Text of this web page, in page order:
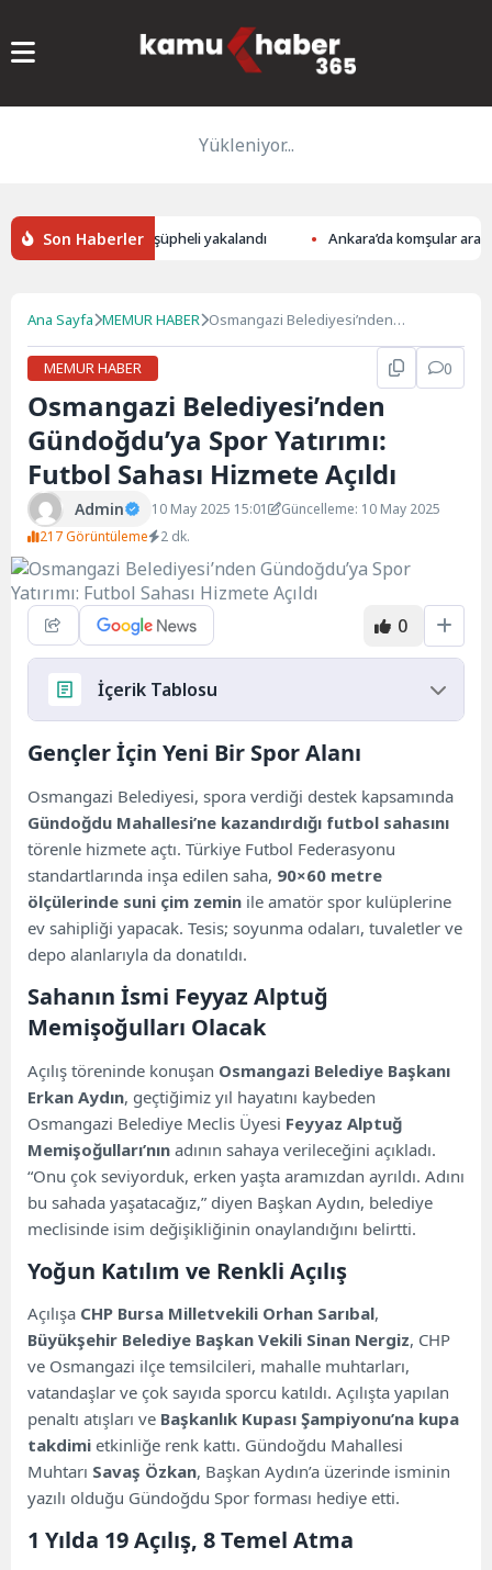
Yükleniyor...
Son Haberler
operasyonu: 104 şüpheli yakalandı Ankara’da komşular
Ana Sayfa MEMUR HABER Osmangazi Belediyesi’nden
MEMUR HABER 0
Osmangazi Belediyesi’nden
Gündoğdu’ya Spor Yatırımı:
Futbol Sahası Hizmete Açıldı
Admin 10 May 2025 15:01
Güncelleme: 10 May 2025
217 Görüntüleme
2 dk.
0
İçerik Tablosu
Gençler İçin Yeni Bir Spor Alanı
Olacak
Yoğun Katılım ve Renkli Açılış
1 Yılda 19 Açılış, 8 Temel Atma
Zirai Don Vurgusu: İncir Afet Kapsamına
Alınmalı
Gençler İçin Yeni Bir Spor Alanı
Osmangazi Belediyesi, spora verdiği destek kapsamında
Gündoğdu Mahallesi’ne kazandırdığı futbol sahasını
törenle hizmete açtı. Türkiye Futbol Federasyonu
standartlarında inşa edilen saha, 90×60 metre
ölçülerinde suni çim zemin ile amatör spor kulüplerine
ev sahipliği yapacak. Tesis; soyunma odaları, tuvaletler ve
depo alanlarıyla da donatıldı.
Sahanın İsmi Feyyaz Alptuğ
Memişoğulları Olacak
Açılış töreninde konuşan Osmangazi Belediye Başkanı
Erkan Aydın, geçtiğimiz yıl hayatını kaybeden
Osmangazi Belediye Meclis Üyesi Feyyaz Alptuğ
Memişoğulları’nın adının sahaya verileceğini açıkladı.
“Onu çok seviyorduk, erken yaşta aramızdan ayrıldı. Adını
bu sahada yaşatacağız,” diyen Başkan Aydın, belediye
meclisinde isim değişikliğinin onaylandığını belirtti.
Yoğun Katılım ve Renkli Açılış
Açılışa CHP Bursa Milletvekili Orhan Sarıbal,
Büyükşehir Belediye Başkan Vekili Sinan Nergiz, CHP
ve Osmangazi ilçe temsilcileri, mahalle muhtarları,
vatandaşlar ve çok sayıda sporcu katıldı. Açılışta yapılan
penaltı atışları ve Başkanlık Kupası Şampiyonu’na kupa
takdimi etkinliğe renk kattı. Gündoğdu Mahallesi
Muhtarı Savaş Özkan, Başkan Aydın’a üzerinde isminin
yazılı olduğu Gündoğdu Spor forması hediye etti.
1 Yılda 19 Açılış, 8 Temel Atma